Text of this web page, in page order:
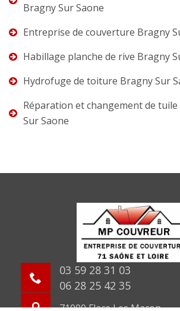
Bragny Sur Saone
Entreprise de couverture Bragny
Habillage planche de rive Bragny
Hydrofuge de toiture Bragny Sur
Réparation et changement de
Sur Saone
03 59 28 31 03
06 28 25 42 35
71000 Flace Les Macon